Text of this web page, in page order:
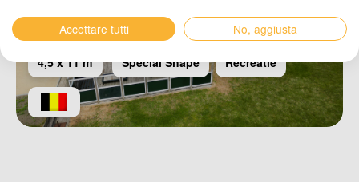
Fattoria vacanze Langhof
4,5 x 11 m Special Shape Recreatie
Accettare tutti No, aggiusta